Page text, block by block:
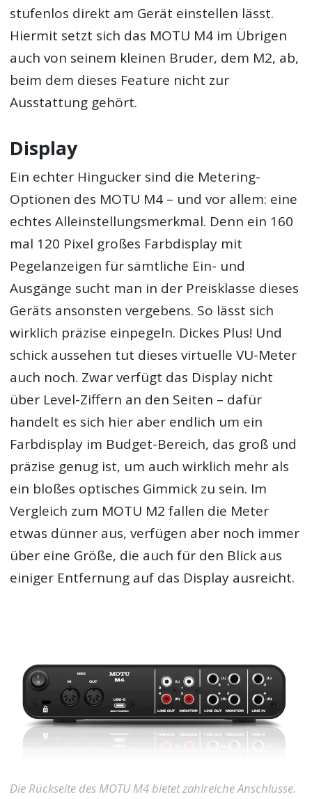
stufenlos direkt am Gerät einstellen lässt.
Hiermit setzt sich das MOTU M4 im Übrigen
auch von seinem kleinen Bruder, dem M2, ab,
beim dem dieses Feature nicht zur
Ausstattung gehört.
Display
Ein echter Hingucker sind die Metering-
Optionen des MOTU M4 – und vor allem: eine
echtes Alleinstellungsmerkmal. Denn ein 160
mal 120 Pixel großes Farbdisplay mit
Pegelanzeigen für sämtliche Ein- und
Ausgänge sucht man in der Preisklasse dieses
Geräts ansonsten vergebens. So lässt sich
wirklich präzise einpegeln. Dickes Plus! Und
schick aussehen tut dieses virtuelle VU-Meter
auch noch. Zwar verfügt das Display nicht
über Level-Ziffern an den Seiten – dafür
handelt es sich hier aber endlich um ein
Farbdisplay im Budget-Bereich, das groß und
präzise genug ist, um auch wirklich mehr als
ein bloßes optisches Gimmick zu sein. Im
Vergleich zum MOTU M2 fallen die Meter
etwas dünner aus, verfügen aber noch immer
über eine Größe, die auch für den Blick aus
einiger Entfernung auf das Display ausreicht.
Die Rückseite des MOTU M4 bietet zahlreiche Anschlüsse.